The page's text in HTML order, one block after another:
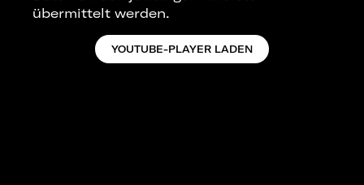
übermittelt werden.
YOUTUBE-PLAYER LADEN